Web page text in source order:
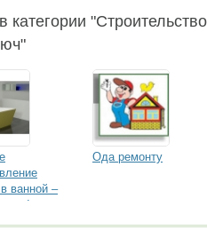
категории
ванной –
Ода ремонту